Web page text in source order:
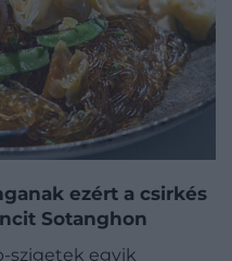
ezért a csirkés
Sotanghon
szigetek egyik